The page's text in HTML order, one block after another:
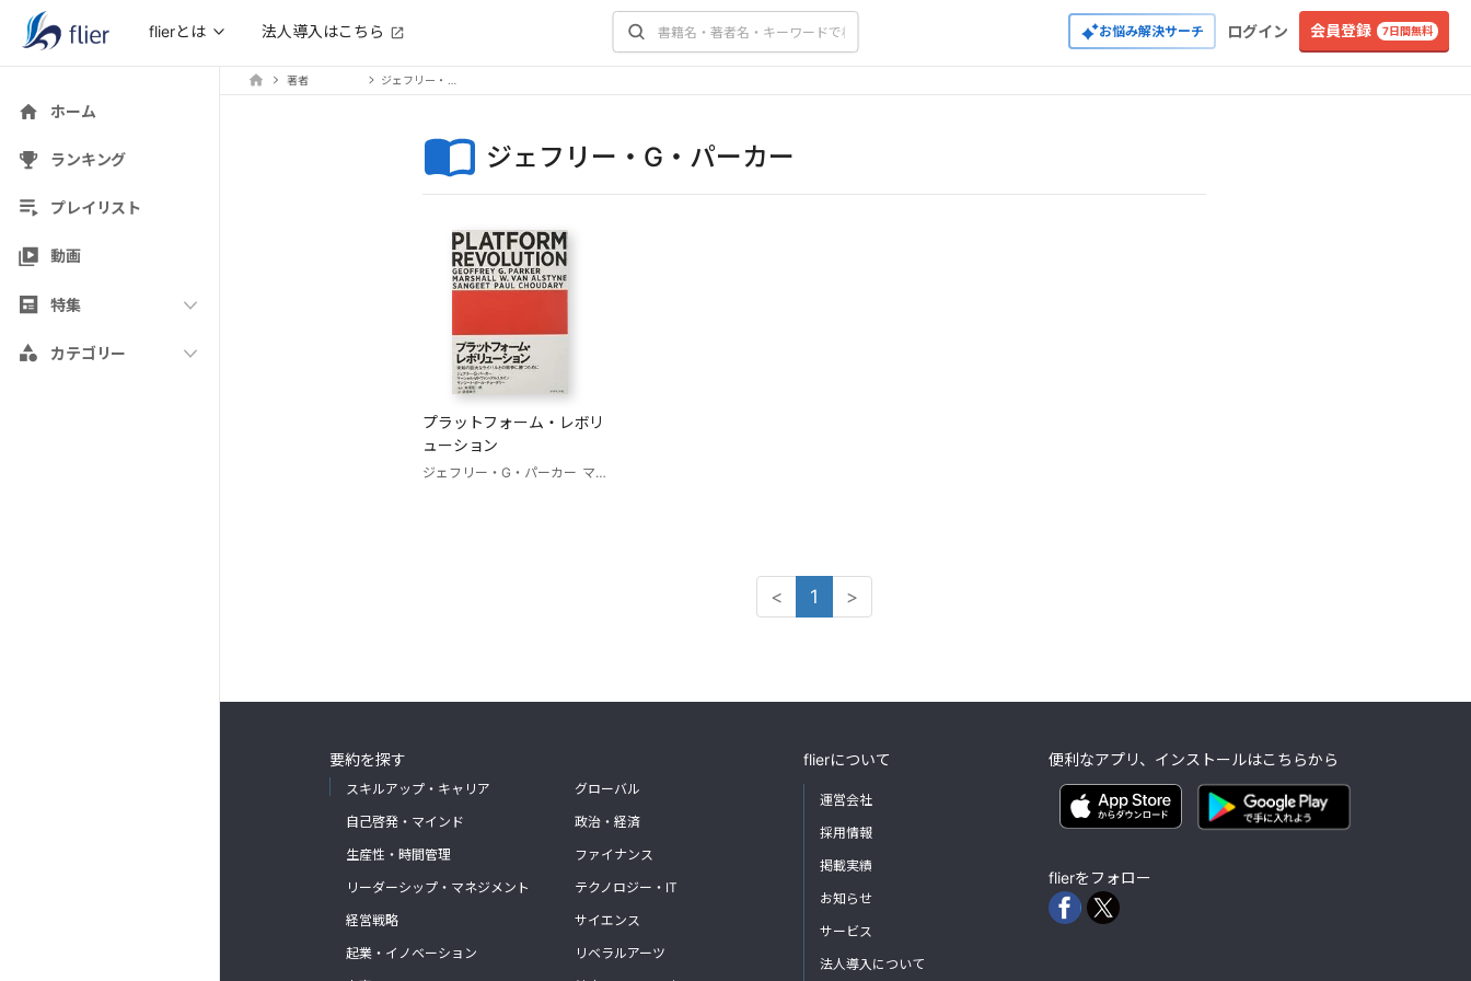
flierとは 法人導入はこちら お悩み解決サーチ ログイン 会員登録 7日間無料
ホーム
ランキング
プレイリスト
動画
特集
カテゴリー
著者
ジェフリー・G・パーカー
プラットフォーム・レボリ
ューション
ジェフリー・G・パーカー マーシャル・W・ヴァン・アルスタイン
< 1 >
要約を探す
スキルアップ・キャリア
自己啓発・マインド
生産性・時間管理
リーダーシップ・マネジメント
経営戦略
起業・イノベーション
グローバル
政治・経済
ファイナンス
テクノロジー・IT
サイエンス
リベラルアーツ
flierについて
運営会社
採用情報
掲載実績
お知らせ
サービス
法人導入について
便利なアプリ、インストールはこちらから
flierをフォロー